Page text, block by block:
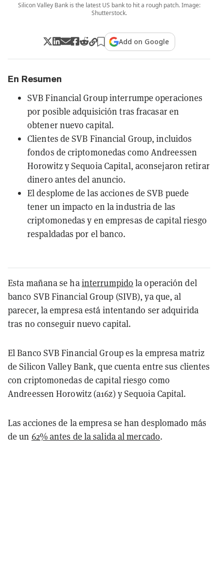
Silicon Valley Bank is the latest US bank to hit a rough patch. Image:
Shutterstock.
Add on Google
En Resumen
SVB Financial Group interrumpe operaciones
por posible adquisición tras fracasar en
obtener nuevo capital.
Clientes de SVB Financial Group, incluidos
fondos de criptomonedas como Andreessen
Horowitz y Sequoia Capital, aconsejaron retirar
dinero antes del anuncio.
El desplome de las acciones de SVB puede
tener un impacto en la industria de las
criptomonedas y en empresas de capital riesgo
respaldadas por el banco.
Esta mañana se hainterrumpido la operación del
banco SVB Financial Group (SIVB), ya que, al
parecer, la empresa está intentando ser adquirida
tras no conseguir nuevo capital.
El Banco SVB Financial Group es la empresa matriz
de Silicon Valley Bank, que cuenta entre sus clientes
con criptomonedas de capital riesgo como
Andreessen Horowitz (a16z) y Sequoia Capital.
Las acciones de la empresa se han desplomado más
de un 62% antes de la salida al mercado.